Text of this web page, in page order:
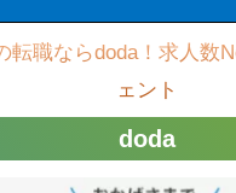
転職ならdoda！求人数
ェント
doda